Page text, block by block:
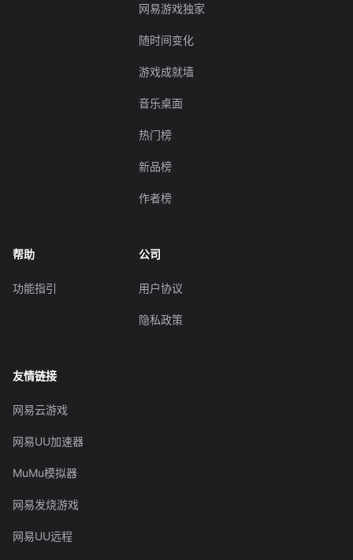
网易游戏独家
随时间变化
游戏成就墙
音乐桌面
热门榜
新品榜
作者榜
帮助
功能指引
公司
用户协议
隐私政策
友情链接
网易云游戏
网易UU加速器
MuMu模拟器
网易发烧游戏
网易UU远程